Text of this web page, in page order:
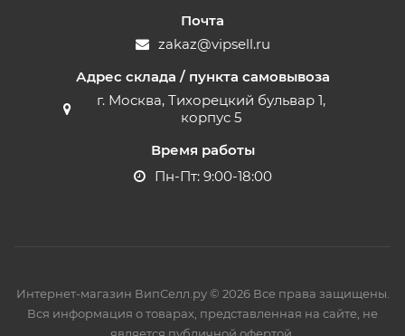
Почта
zakaz@vipsell.ru
Адрес склада / пункта самовывоза
г. Москва, Тихорецкий бульвар 1,
корпус 5
Время работы
Пн-Пт: 9:00-18:00
Интернет-магазин ВипСелл.ру © 2026 Все права защищены.
Вся информация о товарах, представленная на сайте, не